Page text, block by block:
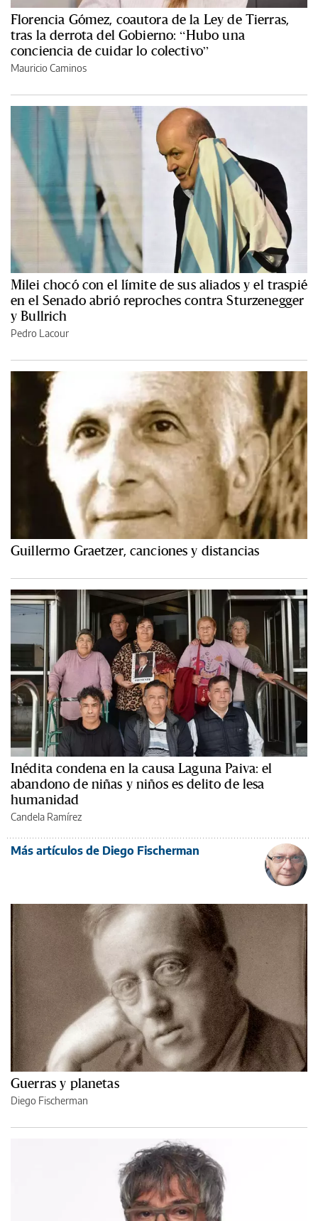
Florencia Gómez, coautora de la Ley de Tierras,
tras la derrota del Gobierno: “Hubo una
conciencia de cuidar lo colectivo”
Mauricio Caminos
Milei chocó con el límite de sus aliados y el traspié
en el Senado abrió reproches contra Sturzenegger
y Bullrich
Pedro Lacour
Guillermo Graetzer, canciones y distancias
Inédita condena en la causa Laguna Paiva: el
abandono de niñas y niños es delito de lesa
humanidad
Candela Ramírez
Más artículos de Diego Fischerman
Guerras y planetas
Diego Fischerman